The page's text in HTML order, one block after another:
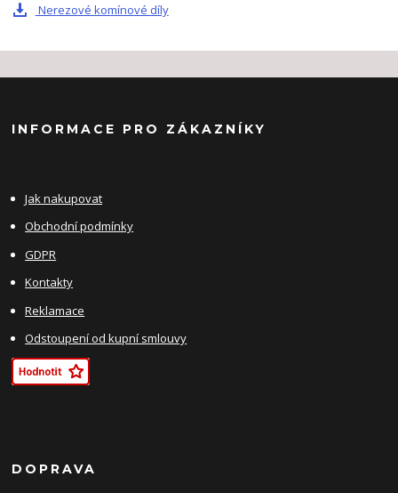
Nerezové komínové díly
INFORMACE PRO ZÁKAZNÍKY
Jak nakupovat
Obchodní podmínky
GDPR
Kontakty
Reklamace
Odstoupení od kupní smlouvy
DOPRAVA